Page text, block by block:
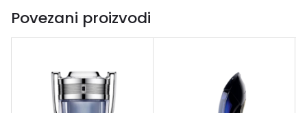
Povezani proizvodi